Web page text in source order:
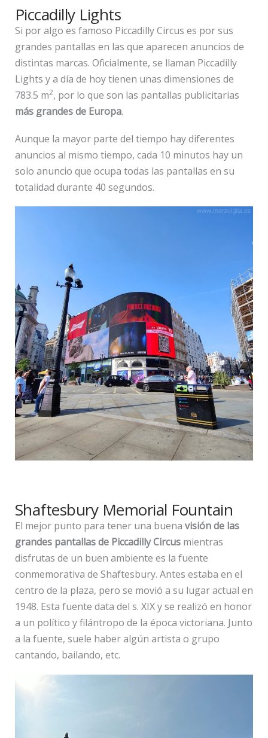
Piccadilly Lights
Si por algo es famoso Piccadilly Circus es por sus
grandes pantallas en las que aparecen anuncios de
distintas marcas. Oficialmente, se llaman Piccadilly
Lights y a día de hoy tienen unas dimensiones de
783.5 m2, por lo que son las pantallas publicitarias
más grandes de Europa.
Aunque la mayor parte del tiempo hay diferentes
anuncios al mismo tiempo, cada 10 minutos hay un
solo anuncio que ocupa todas las pantallas en su
totalidad durante 40 segundos.
Shaftesbury Memorial Fountain
El mejor punto para tener una buena visión de las
grandes pantallas de Piccadilly Circusmientras
disfrutas de un buen ambiente es la fuente
conmemorativa de Shaftesbury. Antes estaba en el
centro de la plaza, pero se movió a su lugar actual en
1948. Esta fuente data del s. XIX y se realizó en honor
a un político y filántropo de la época victoriana. Junto
a la fuente, suele haber algún artista o grupo
cantando, bailando, etc.